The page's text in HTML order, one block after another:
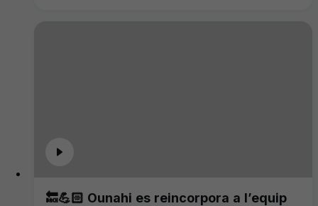
🔙💪🏻 Ounahi es reincorpora a l’equip